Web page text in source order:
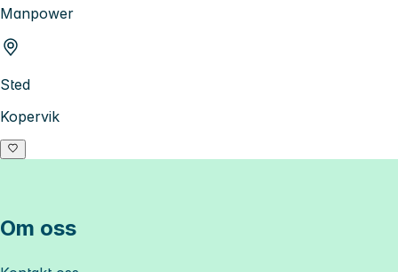
Manpower
Sted
Kopervik
Om oss